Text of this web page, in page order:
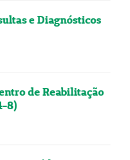
e Diagnósticos
de Reabilitação
8)